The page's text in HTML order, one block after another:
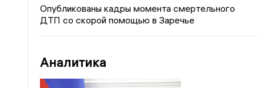
Опубликованы кадры момента смертельного
ДТП со скорой помощью в Заречье
Аналитика